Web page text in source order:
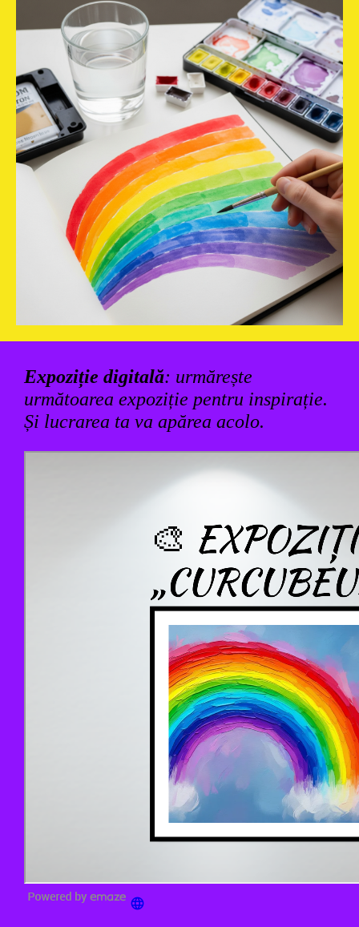
Expoziție digitală: urmărește
următoarea expoziție pentru inspirație.
Și lucrarea ta va apărea acolo.